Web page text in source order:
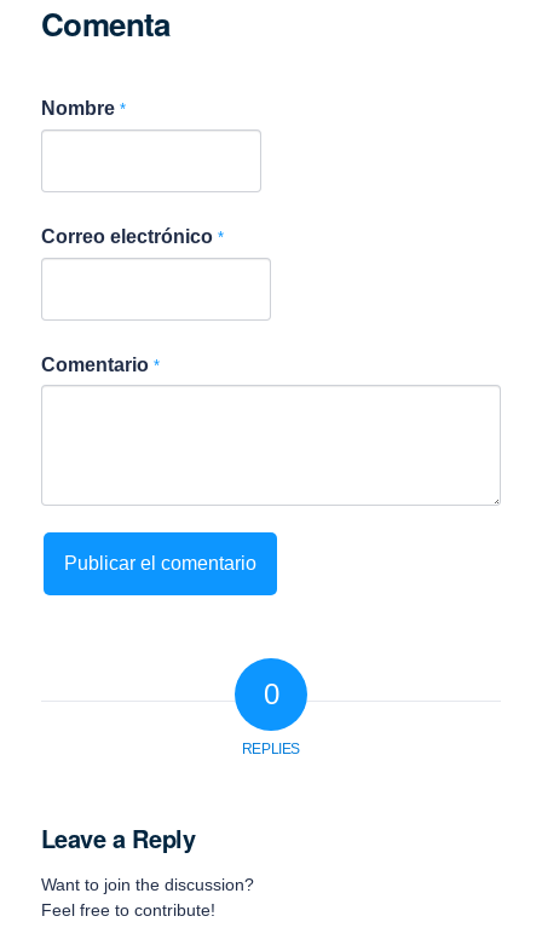
Comenta
Nombre *
Correo electrónico *
Comentario *
0
REPLIES
Leave a Reply
Want to join the discussion?
Feel free to contribute!